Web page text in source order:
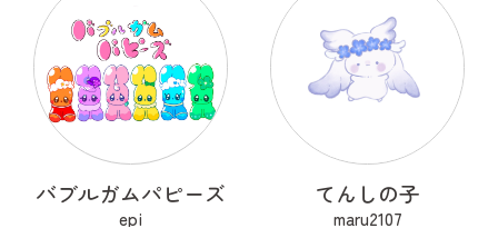
バブルガムパピーズ
epi
てんしの子
maru2107